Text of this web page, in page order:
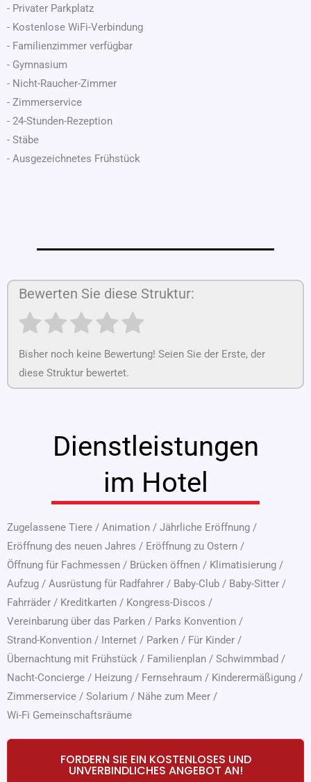
- Privater Parkplatz
- Kostenlose WiFi-Verbindung
- Familienzimmer verfügbar
- Gymnasium
- Nicht-Raucher-Zimmer
- Zimmerservice
- 24-Stunden-Rezeption
- Stäbe
- Ausgezeichnetes Frühstück
Bewerten Sie diese Struktur:
Bisher noch keine Bewertung! Seien Sie der Erste, der
diese Struktur bewertet.
Dienstleistungen
im Hotel
Zugelassene Tiere / Animation / Jährliche Eröffnung /
Eröffnung des neuen Jahres / Eröffnung zu Ostern /
Öffnung für Fachmessen / Brücken öffnen / Klimatisierung /
Aufzug / Ausrüstung für Radfahrer / Baby-Club / Baby-Sitter /
Fahrräder / Kreditkarten / Kongress-Discos /
Vereinbarung über das Parken / Parks Konvention /
Strand-Konvention / Internet / Parken / Für Kinder /
Übernachtung mit Frühstück / Familienplan / Schwimmbad /
Nacht-Concierge / Heizung / Fernsehraum / Kinderermäßigung /
Zimmerservice / Solarium / Nähe zum Meer /
Wi-Fi Gemeinschaftsräume
FORDERN SIE EIN KOSTENLOSES UND
UNVERBINDLICHES ANGEBOT AN!